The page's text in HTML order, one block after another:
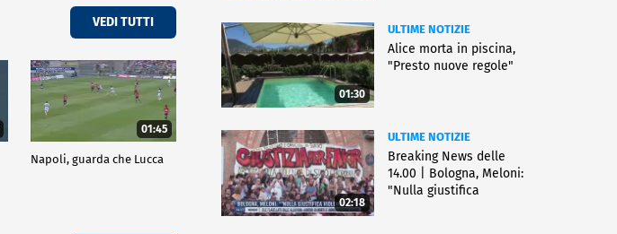
VEDI TUTTI
01:45
Napoli, guarda che Lucca
01:30
ULTIME NOTIZIE
Alice morta in piscina,
"Presto nuove regole"
02:18
ULTIME NOTIZIE
Breaking News delle
14.00 | Bologna, Meloni:
"Nulla giustifica